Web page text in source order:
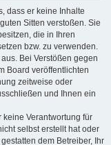
dass er keine Inhalte
Sitten verstoßen. Sie
die in Ihren
bzw. zu verwenden.
Bei Verstößen gegen
Board veröffentlichten
zeitweise oder
und Ihnen ein
Verantwortung für
selbst erstellt hat oder
dem Betreiber, Ihr